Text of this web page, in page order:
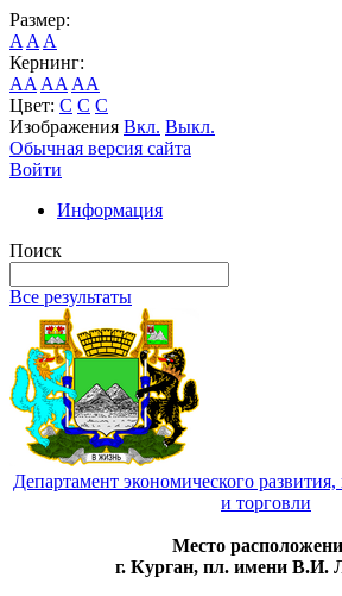
Размер:
A A A
Кернинг:
AA AA AA
Цвет: C C C
Изображения Вкл. Выкл.
Обычная версия сайта
Войти
Информация
Поиск
Все результаты
Департамент экономического
и торговли
Место
г. Курган, пл. имени В.И.